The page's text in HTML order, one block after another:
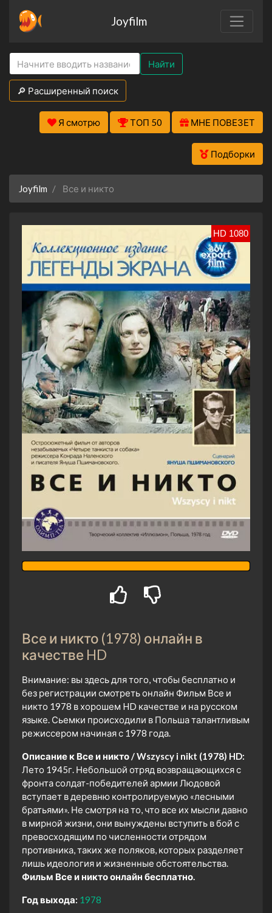
Joyfilm
Найти
🔎 Расширенный поиск
Я смотрю ТОП 50 МНЕ ПОВЕЗЕТ
Подборки
Joyfilm Все и никто
HD 1080
Все и никто (1978) онлайн в
качестве HD
Внимание: вы здесь для того, чтобы бесплатно и
без регистрации смотреть онлайн Фильм Все и
никто 1978 в хорошем HD качестве и на русском
языке. Сьемки происходили в Польша талантливым
режиссером начиная с 1978 года.
Описание к Все и никто / Wszyscy i nikt (1978) HD:
Лето 1945г. Небольшой отряд возвращающихся с
фронта солдат-победителей армии Людовой
вступает в деревню контролируемую «лесными
братьями». Не смотря на то, что все их мысли давно
в мирной жизни, они вынуждены вступить в бой с
превосходящим по численности отрядом
противника, таких же поляков, которых разделяет
лишь идеология и жизненные обстоятельства.
Фильм Все и никто онлайн бесплатно.
Год выхода: 1978